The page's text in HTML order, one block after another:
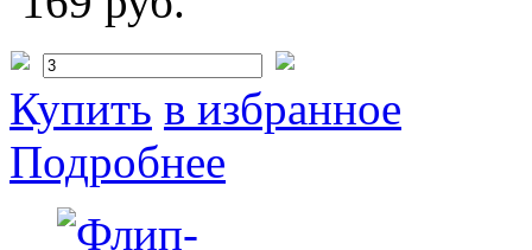
Купить в избранное
Подробнее